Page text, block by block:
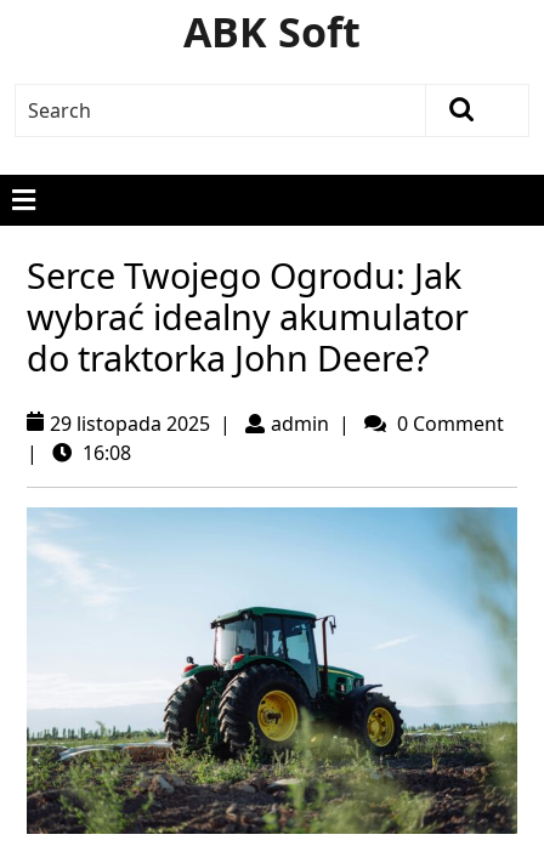
ABK Soft
Serce Twojego Ogrodu: Jak
wybrać idealny akumulator
do traktorka John Deere?
29 listopada 2025 | admin |
0 Comment
|
16:08